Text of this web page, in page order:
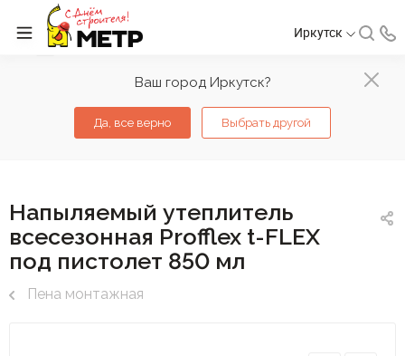
Ваш город Иркутск?
Да, все верно Выбрать другой
Иркутск
Напыляемый утеплитель
всесезонная Profflex t-FLEX
под пистолет 850 мл
Пена монтажная